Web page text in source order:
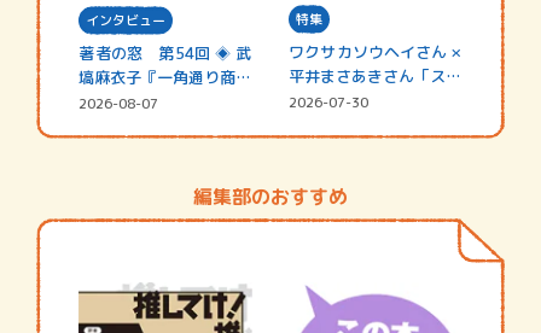
インタビュー
著者の窓 第54回 ◈ 武
塙麻衣子『一角通り商店
街の…
2026-08-07
特集
ワクサカソウヘイさん ×
平井まさあきさん「スペ
シャ…
2026-07-30
編集部のおすすめ